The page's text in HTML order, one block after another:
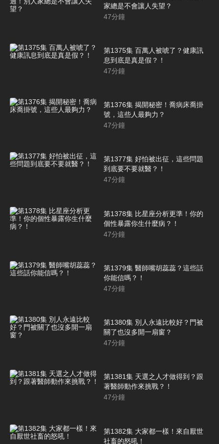
家總是不會讓人失望？
47分鐘
第1375集 百萬人被唬了？健康訊
息到底是真是假？！
47分鐘
第1376集 揭開秘密！喬病床喬掛
號，這些人最夠力？
47分鐘
第1377集 好怕被出征，這些問題
到底要不要就醫？！
47分鐘
第1378集 比星座分析更準！你的
個性暴露你生什麼病？！
47分鐘
第1379集 醫師嘴胡蕊蕊？這些話
你能信嗎？！
47分鐘
第1380集 別人永遠比較好？門被
關了也沒多開一扇窗？
47分鐘
第1381集 天選之人才做得到？跟
著醫師動作來挑戰？！
47分鐘
第1382集 大家都一樣！來自厭世
社畜的怒吼！